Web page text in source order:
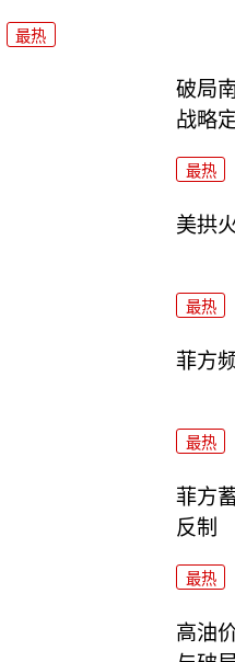
最热
破局
战略
最热
美拱
最热
菲方
最热
菲方
反制
最热
高油